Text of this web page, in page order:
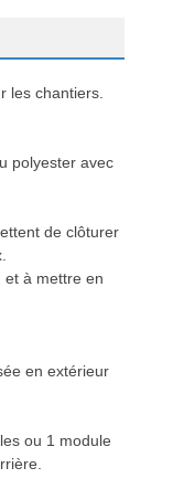
les chantiers.
polyester avec
de clôturer
et à mettre en
en extérieur
ou 1 module